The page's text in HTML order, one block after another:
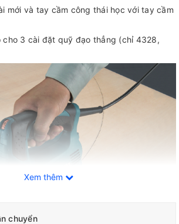
mới và tay cầm công thái học với tay cầm
cho 3 cài đặt quỹ đạo thẳng (chỉ 4328,
Xem thêm
chuyển